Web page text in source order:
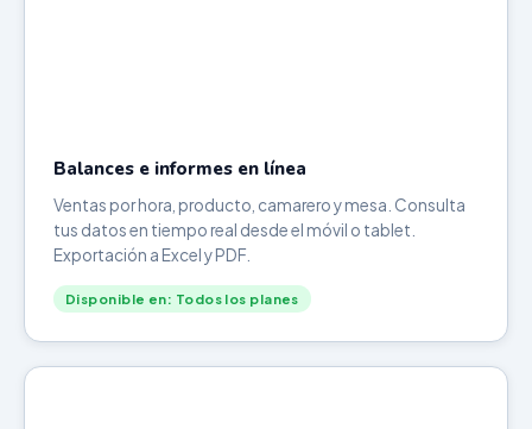
Balances e informes en línea
Ventas por hora, producto, camarero y mesa. Consulta
tus datos en tiempo real desde el móvil o tablet.
Exportación a Excel y PDF.
Disponible en: Todos los planes